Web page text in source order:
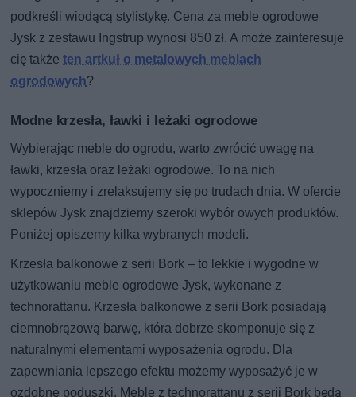
podkreśli wiodącą stylistykę. Cena za meble ogrodowe
Jysk z zestawu Ingstrup wynosi 850 zł. A może zainteresuje
cię takżeten artkuł o metalowych meblach
ogrodowych?
Modne krzesła, ławki i leżaki ogrodowe
Wybierając meble do ogrodu, warto zwrócić uwagę na
ławki, krzesła oraz leżaki ogrodowe. To na nich
wypoczniemy i zrelaksujemy się po trudach dnia. W ofercie
sklepów Jysk znajdziemy szeroki wybór owych produktów.
Poniżej opiszemy kilka wybranych modeli.
Krzesła balkonowe z serii Bork – to lekkie i wygodne w
użytkowaniu meble ogrodowe Jysk, wykonane z
technorattanu. Krzesła balkonowe z serii Bork posiadają
ciemnobrązową barwę, która dobrze skomponuje się z
naturalnymi elementami wyposażenia ogrodu. Dla
zapewniania lepszego efektu możemy wyposażyć je w
ozdobne poduszki. Meble z technorattanu z serii Bork będą